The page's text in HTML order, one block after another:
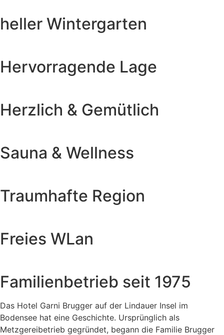
heller Winter­garten
Hervor­ragende Lage
Herzlich & Gemütlich
Sauna & Wellness
Traumhafte Region
Freies WLan
Familien­betrieb seit 1975
Das Hotel Garni Brugger auf der Lindauer Insel im
Bodensee hat eine Geschichte. Ursprünglich als
Metzgereibetrieb gegründet, begann die Familie Brugger